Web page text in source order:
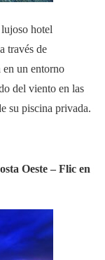
hotel
través de
en un entorno
del viento en las
su piscina privada.
Oeste – Flic en